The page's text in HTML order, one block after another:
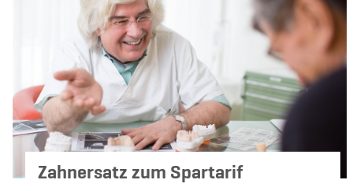
Zahnersatz zum Spartarif